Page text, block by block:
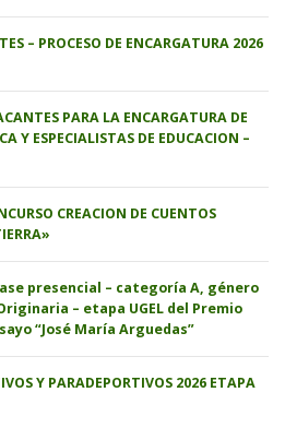
– PROCESO DE ENCARGATURA 2026
PARA LA ENCARGATURA DE
Y ESPECIALISTAS DE EDUCACION –
CREACION DE CUENTOS
presencial – categoría A, género
– etapa UGEL del Premio
“José María Arguedas”
Y PARADEPORTIVOS 2026 ETAPA